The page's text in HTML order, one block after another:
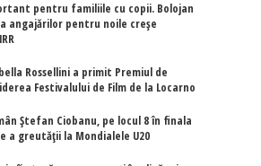
pentru familiile cu copii. Bolojan
angajărilor pentru noile creșe
Rossellini a primit Premiul de
Festivalului de Film de la Locarno
Ștefan Ciobanu, pe locul 8 în finala
a greutății la Mondialele U20